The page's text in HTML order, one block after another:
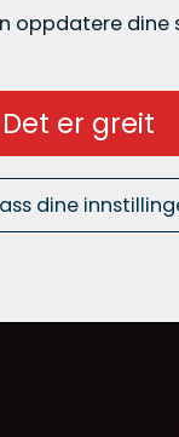
oppdatere dine
Det er greit
dine